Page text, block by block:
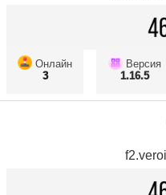
Онлайн
3
Версия
1.16.5